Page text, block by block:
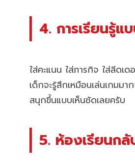
4. การเรียนรู้
ใส่คะแนน ใส่ภารกิจ ใส่ลีดเด
เด็กจะรู้สึกเหมือนเล่นเกมมา
สนุกขึ้นแบบเห็นชัดเลยครับ
5. ห้องเรียนก